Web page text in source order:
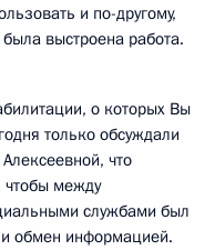
и по-другому,
выстроена работа.
о которых Вы
только обсуждали
что
чтобы между
службами был
и обмен информацией.